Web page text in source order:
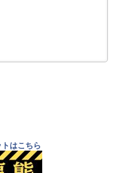
はこちら